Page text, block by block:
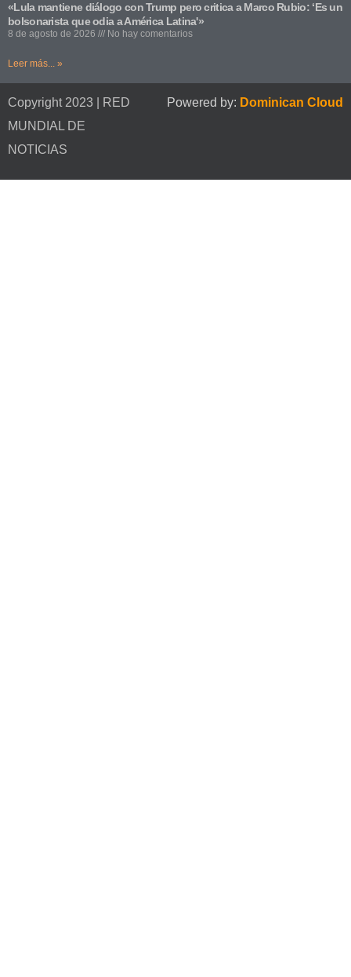
«Lula mantiene diálogo con Trump pero critica a Marco Rubio: ‘Es un
bolsonarista que odia a América Latina'»
8 de agosto de 2026 No hay comentarios
Leer más... »
Copyright 2023 | RED
MUNDIAL DE
NOTICIAS
Powered by: Dominican Cloud